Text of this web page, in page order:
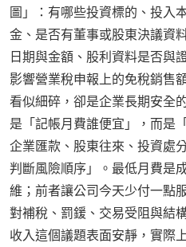
圖」：有哪些投資標的、投入
金、是否有董事或股東決議資
日期與金額、股利資料是否與
影響營業稅申報上的免稅銷售
看似細碎，卻是企業長期安全
是「記帳月費誰便宜」，而是
企業匯款、股東往來、投資處
判斷風險順序」。最低月費是
維；前者讓公司今天少付一點
對補稅、罰鍰、交易受阻與結
收入這個議題表面安靜，實際